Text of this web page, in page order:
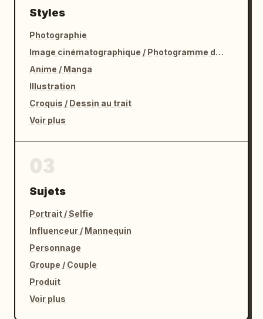
Styles
Photographie
Image cinématographique / Photogramme de film
Anime / Manga
Illustration
Croquis / Dessin au trait
Voir plus
Sujets
Portrait / Selfie
Influenceur / Mannequin
Personnage
Groupe / Couple
Produit
Voir plus